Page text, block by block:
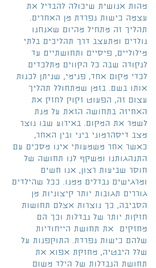
מהות אנושית שיכולה להבדיל את
עצמה כישות נפרדת מן האחרים.
תהליך זה מתחיל מהיום שאנחנו
נולדים ומתעצב דרך תהליכים בלתי
מילוליים, פיסיים ותחושתיים עד
לנקודה שבה כל הקווים מתלכדים
לכדי מקום אחד, פנימי, שניתן לכנות
אותו בשם. בזמן שמתחולל תהליך
עצום זה, הפעוט זקוק לחזק את
האחיזה בתחושה הזאת על מנת
לשמר את המקום. באירוע שבו נוצר
מצב דיסהרמוני ביני ובין האחר,
כאשר אחר משמעותי אינו מסכים עם
התנהגותנו ומשקף לנו תחושה של
חוסר שביעות רצון, אנו חשים
ומרגישים נבדלים ממנו. ככל שהילדים
גוררים תגובות יותר קיצוניות מן
הסביבה, כך נוצרות אצלם תחושות
חזקות יותר של נבדלות וכך הם
מחזקים  את תחושת הייחודיות
שלהם כישות נפרדת. התוקפנות על
שלל היבטיה, מחזקת אפוא את
תחושת הנבדלות של הילד משום